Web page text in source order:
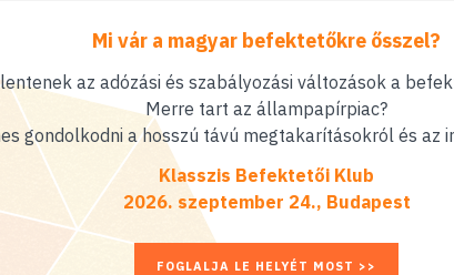
Mi vár a magyar befektetőkre ősszel?
az adózási és szabályozási változások a
Merre tart az állampapírpiac?
gondolkodni a hosszú távú megtakarításokról és
Klasszis Befektetői Klub
2026. szeptember 24., Budapest
FOGLALJA LE HELYÉT MOST >>